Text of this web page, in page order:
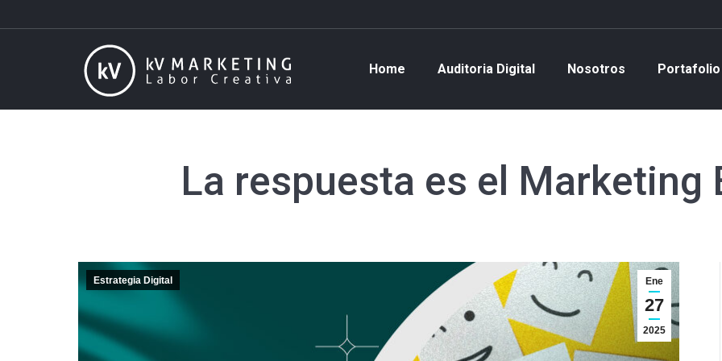
Home Auditoria Digital Nosotros Portafolio
La respuesta es el Marketing
Ene
27
2025
Estrategia Digital